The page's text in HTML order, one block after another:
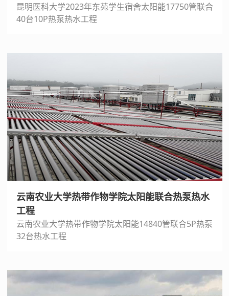
昆明医科大学2023年东苑学生宿舍太阳能17750管联合
40台10P热泵热水工程
云南农业大学热带作物学院太阳能联合热泵热水
工程
云南农业大学热带作物学院太阳能14840管联合5P热泵
32台热水工程